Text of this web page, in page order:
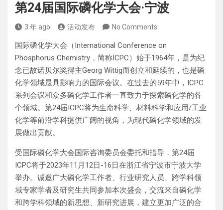
第24届国际磷化学大会·宁波
3 年 ago 活动发布 No Comments
国际磷化学大会（International Conference on
Phosphorus Chemistry，简称ICPC）始于1964年，是为纪
念已故诺贝尔奖得主Georg Wittig而创立和延续的，也是磷
化学领域最具影响力的国际会议。在过去的59年中，ICPC
系列会议和众多磷化学工作者一直致力于探索磷化学的各
个领域。第24届ICPC将为生命科学、材料科学和应用/工业
化学等前沿学科提供广阔的视角，为现代磷化学领域的发
展做出贡献。
受国际磷化学大会国际咨询委员会委托和指导，第24届
ICPC将于2023年11月12日-16日在浙江省宁波市宁波大学
举办。诚邀广大磷化学工作者、行业研究人员、跨学科领
域专家学者及研究生共同参加本次盛会，交流来自磷化学
和跨学科领域的新思想、新研究进展，建立更加广泛的合